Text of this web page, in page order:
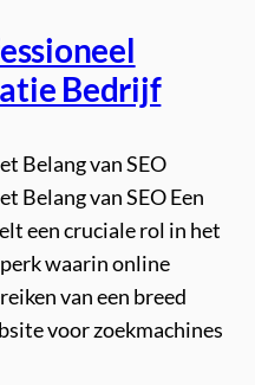
Bedrijf
Belang van SEO
Belang van SEO Een
een cruciale rol in het
waarin online
van een breed
voor zoekmachines